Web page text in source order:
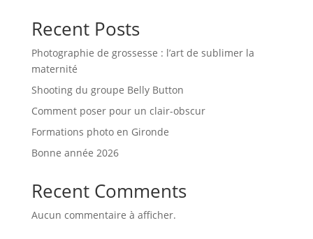
Recent Posts
Photographie de grossesse : l’art de sublimer la
maternité
Shooting du groupe Belly Button
Comment poser pour un clair-obscur
Formations photo en Gironde
Bonne année 2026
Recent Comments
Aucun commentaire à afficher.